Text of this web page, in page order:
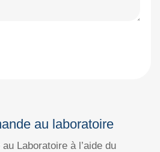
au laboratoire
Laboratoire à l’aide du